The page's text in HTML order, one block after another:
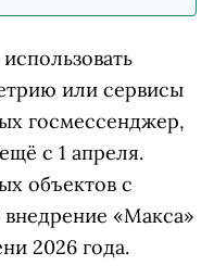
или сервисы
госмессенджер,
с 1 апреля.
объектов с
«Макса»
2026 года.